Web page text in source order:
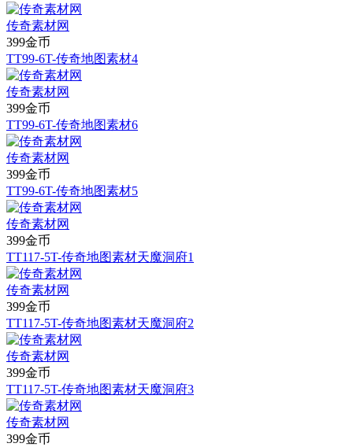
传奇素材网
399金币
TT99-6T-传奇地图素材4
传奇素材网
399金币
TT99-6T-传奇地图素材6
传奇素材网
399金币
TT99-6T-传奇地图素材5
传奇素材网
399金币
TT117-5T-传奇地图素材天魔洞府1
传奇素材网
399金币
TT117-5T-传奇地图素材天魔洞府2
传奇素材网
399金币
TT117-5T-传奇地图素材天魔洞府3
传奇素材网
399金币